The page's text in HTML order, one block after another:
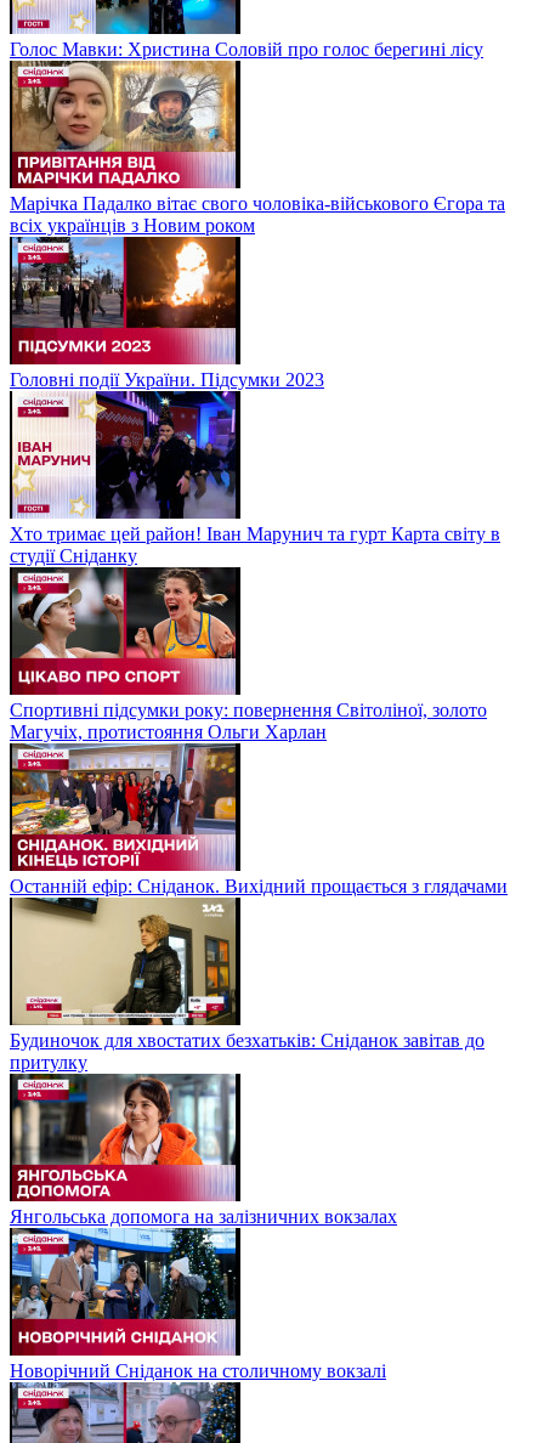
Голос Мавки: Христина Соловій про голос берегині лісу
Марічка Падалко вітає свого чоловіка-військового Єгора та
всіх українців з Новим роком
Головні події України. Підсумки 2023
Хто тримає цей район! Іван Марунич та гурт Карта світу в
студії Сніданку
Спортивні підсумки року: повернення Світоліної, золото
Магучіх, протистояння Ольги Харлан
Останній ефір: Сніданок. Вихідний прощається з глядачами
Будиночок для хвостатих безхатьків: Сніданок завітав до
притулку
Янгольська допомога на залізничних вокзалах
Новорічний Сніданок на столичному вокзалі